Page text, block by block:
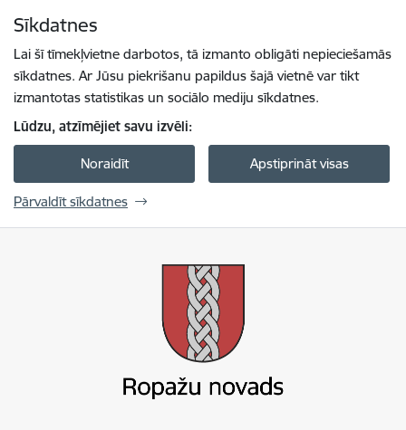
Sīkdatnes
Lai šī tīmekļvietne darbotos, tā izmanto obligāti nepieciešamās
sīkdatnes. Ar Jūsu piekrišanu papildus šajā vietnē var tikt
izmantotas statistikas un sociālo mediju sīkdatnes.
Lūdzu, atzīmējiet savu izvēli:
Noraidīt Apstiprināt visas
Pārvaldīt sīkdatnes